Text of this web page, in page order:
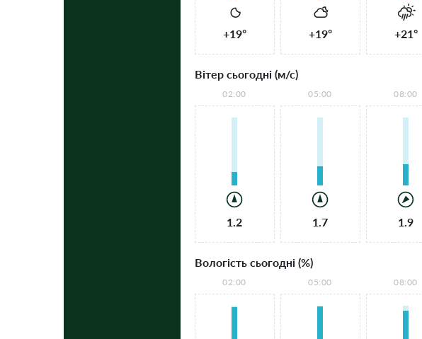
+19° +19° +21°
Вітер сьогодні (м/с)
02:00
1.2
05:00
1.7
08:00
1.9
Вологість сьогодні (%)
02:00 05:00 08:00